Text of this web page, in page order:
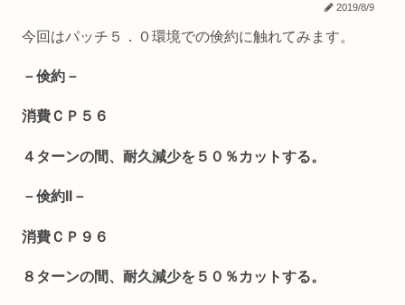
2019/8/9
今回はパッチ５．０環境での倹約に触れてみます。
－倹約－
消費ＣＰ５６
４ターンの間、耐久減少を５０％カットする。
－倹約II－
消費ＣＰ９６
８ターンの間、耐久減少を５０％カットする。